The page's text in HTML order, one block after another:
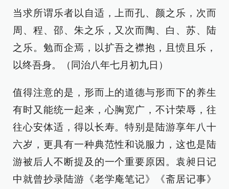
当求所谓乐者以自适，上而孔、颜之乐，次而
周、程、邵、朱之乐，又次而陶、白、苏、陆
之乐。勉而企焉，以扩吾之襟抱，且愤且乐，
以终吾身。（同治八年七月初九日）
值得注意的是，形而上的道德与形而下的养生
有时又能统一起来，心胸宽广，不计荣辱，往
往心安体适，得以长寿。特别是陆游享年八十
六岁，更具有一种典范性和说服力，这也是陆
游被后人不断提及的一个重要原因。袁昶日记
中就曾抄录陆游《老学庵笔记》《斋居记事》